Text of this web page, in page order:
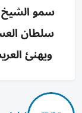
سمو الشيخ
سلطان
ويهنئ